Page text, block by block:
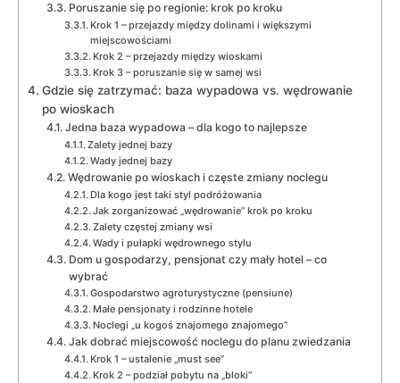
Poruszanie się po regionie: krok po kroku
Krok 1 – przejazdy między dolinami i większymi
miejscowościami
Krok 2 – przejazdy między wioskami
Krok 3 – poruszanie się w samej wsi
Gdzie się zatrzymać: baza wypadowa vs. wędrowanie
po wioskach
Jedna baza wypadowa – dla kogo to najlepsze
Zalety jednej bazy
Wady jednej bazy
Wędrowanie po wioskach i częste zmiany noclegu
Dla kogo jest taki styl podróżowania
Jak zorganizować „wędrowanie” krok po kroku
Zalety częstej zmiany wsi
Wady i pułapki wędrownego stylu
Dom u gospodarzy, pensjonat czy mały hotel – co
wybrać
Gospodarstwo agroturystyczne (pensiune)
Małe pensjonaty i rodzinne hotele
Noclegi „u kogoś znajomego znajomego”
Jak dobrać miejscowość noclegu do planu zwiedzania
Krok 1 – ustalenie „must see”
Krok 2 – podział pobytu na „bloki”